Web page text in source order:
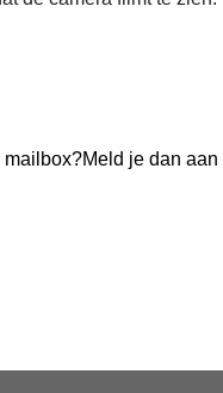
je dan aan